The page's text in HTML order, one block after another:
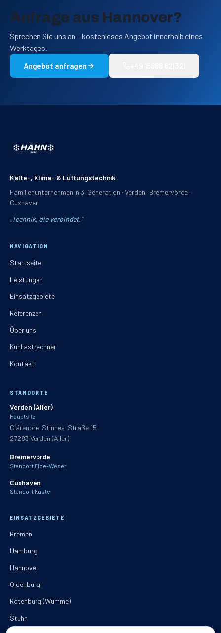
Anfrage aus Hannover?
Sprechen Sie uns an – kostenloses Angebot innerhalb eines
Werktages.
Angebot anfragen
Kälte-, Klima- & Lüftungstechnik
Familienunternehmen in 3. Generation · Verden · Bremervörde ·
Cuxhaven
„Technik, die verbindet."
NAVIGATION
Startseite
Leistungen
Einsatzgebiete
Referenzen
Über uns
Kühllastrechner
Kontakt
STANDORTE
Verden (Aller)
Hauptsitz
Clärenore-Stinnes-Straße 15
27283 Verden (Aller)
Bremervörde
Standort Elbe-Weser
Cuxhaven
Standort Küste
EINSATZGEBIETE
Bremen
Hamburg
Hannover
Oldenburg
Rotenburg (Wümme)
Stuhr